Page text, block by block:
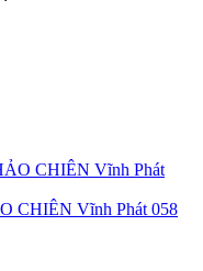
CHIÊN Vĩnh Phát 058